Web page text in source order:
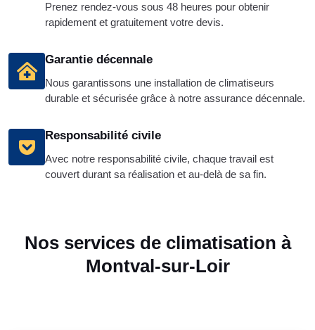
Prenez rendez-vous sous 48 heures pour obtenir
rapidement et gratuitement votre devis.
Garantie décennale
Nous garantissons une installation de climatiseurs
durable et sécurisée grâce à notre assurance décennale.
Responsabilité civile
Avec notre responsabilité civile, chaque travail est
couvert durant sa réalisation et au-delà de sa fin.
Nos services de climatisation à
Montval-sur-Loir